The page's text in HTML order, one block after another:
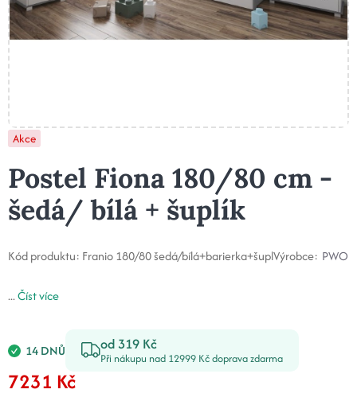
Akce
Postel Fiona 180/80 cm -
šedá/ bílá + šuplík
Kód produktu: Franio 180/80 šedá/bílá+barierka+šuplVýrobce: PWO
...Číst více
14 DNŮ od 319 Kč
Při nákupu nad 12999 Kč doprava zdarma
7231 Kč